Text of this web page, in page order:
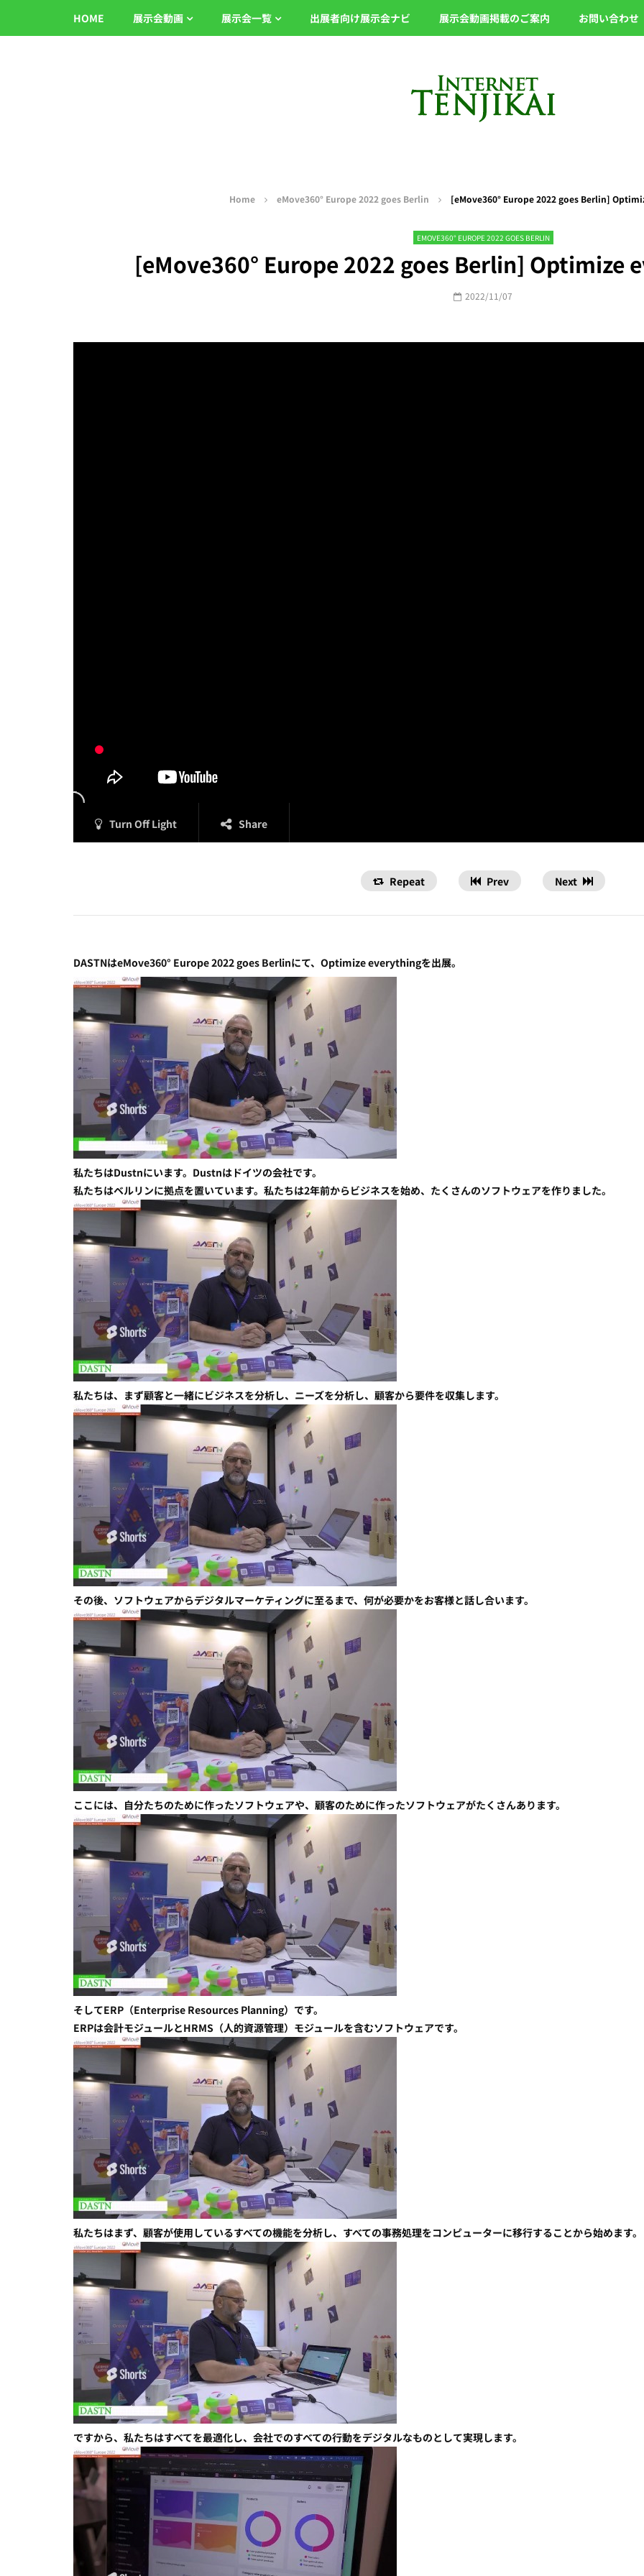
HOME 展示会動画 展示会一覧 出展者向け展示会ナビ 展示会動画掲載のご案内 お問い合わせ
Home eMove360° Europe 2022 goes Berlin [eMove360° Europe 2022 goes Berlin]
EMOVE360° EUROPE 2022 GOES BERLIN
[eMove360° Europe 2022 goes Berlin] Optimize
2022/11/07
Turn Off Light Share
Repeat Prev Next
DASTNはeMove360° Europe 2022 goes Berlinにて、Optimize everythingを出展。
私たちはDustnにいます。Dustnはドイツの会社です。
私たちはベルリンに拠点を置いています。私たちは2年前からビジネスを始め、たくさんのソフトウェアを作りました。
私たちは、まず顧客と一緒にビジネスを分析し、ニーズを分析し、顧客から要件を収集します。
その後、ソフトウェアからデジタルマーケティングに至るまで、何が必要かをお客様と話し合います。
ここには、自分たちのために作ったソフトウェアや、顧客のために作ったソフトウェアがたくさんあります。
そしてERP（Enterprise Resources Planning）です。
ERPは会計モジュールとHRMS（人的資源管理）モジュールを含むソフトウェアです。
私たちはまず、顧客が使用しているすべての機能を分析し、すべての事務処理をコンピューターに移行することから始めます。
ですから、私たちはすべてを最適化し、会社でのすべての行動をデジタルなものとして実現します。